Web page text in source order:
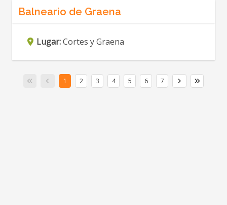
Balneario de Graena
Lugar:Cortes y Graena
1 2 3 4 5 6 7